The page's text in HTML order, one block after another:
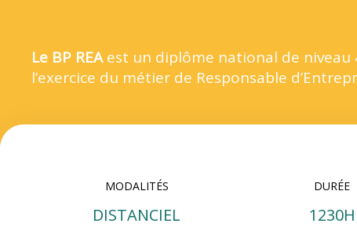
Le BP REAest un diplôme national de niveau
l’exercice du métier de Responsable
MODALITÉS
DISTANCIEL
DURÉE
1230H